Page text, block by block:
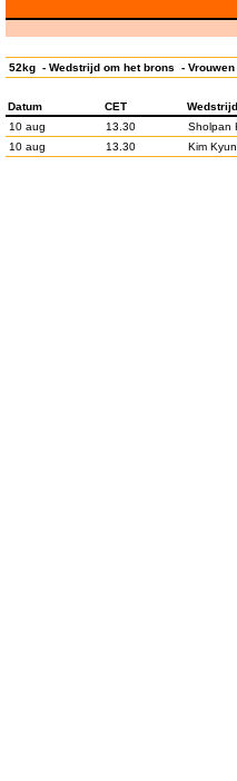
52kg - Wedstrijd om het brons - Vrouwen
Datum CET
Wedstrijd
10 aug
13.30 Sholpan
10 aug
13.30 Kim